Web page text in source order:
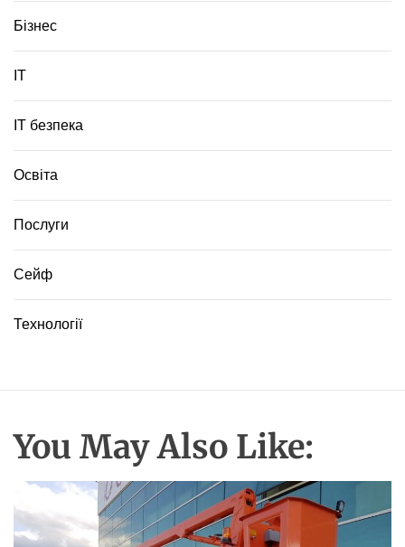
Бізнес
ІТ
ІТ безпека
Освіта
Послуги
Сейф
Технології
You May Also Like: